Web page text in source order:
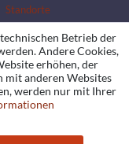
Standorte
Betrieb der
Andere Cookies,
erhöhen, der
anderen Websites
werden nur mit Ihrer